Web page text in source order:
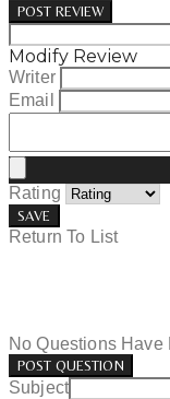
POST REVIEW
Modify Review
Writer
Email
Rating
SAVE
Return To List
No Questions Have
POST QUESTION
Subject